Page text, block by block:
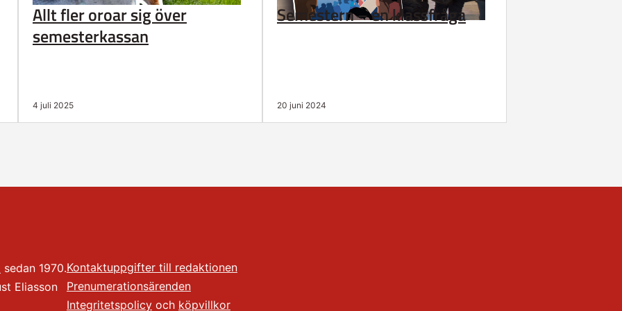
Allt fler oroar sig över
semesterkassan
4 juli 2025
Semestern – en klassfråga
20 juni 2024
sedan 1970.
Eliasson
Kontaktuppgifter till redaktionen
Prenumerationsärenden
Integritetspolicy och köpvillkor